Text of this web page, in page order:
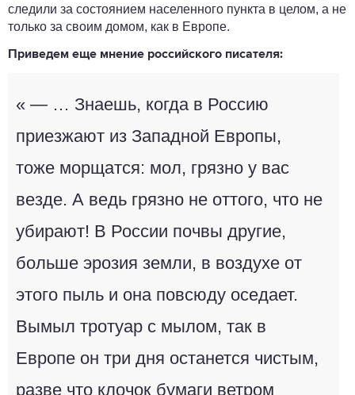
следили за состоянием населенного пункта в целом, а не
только за своим домом, как в Европе.
Приведем еще мнение российского писателя:
« — … Знаешь, когда в Россию
приезжают из Западной Европы,
тоже морщатся: мол, грязно у вас
везде. А ведь грязно не оттого, что не
убирают! В России почвы другие,
больше эрозия земли, в воздухе от
этого пыль и она повсюду оседает.
Вымыл тротуар с мылом, так в
Европе он три дня останется чистым,
разве что клочок бумаги ветром